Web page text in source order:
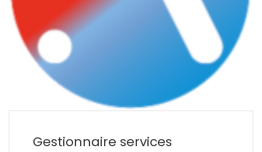
Gestionnaire services